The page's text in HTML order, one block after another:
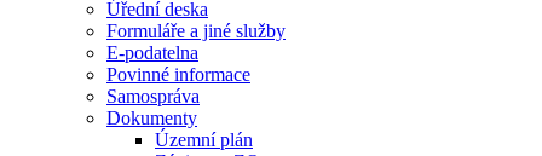
Úřední deska
Formuláře a jiné služby
E-podatelna
Povinné informace
Samospráva
Dokumenty
Územní plán